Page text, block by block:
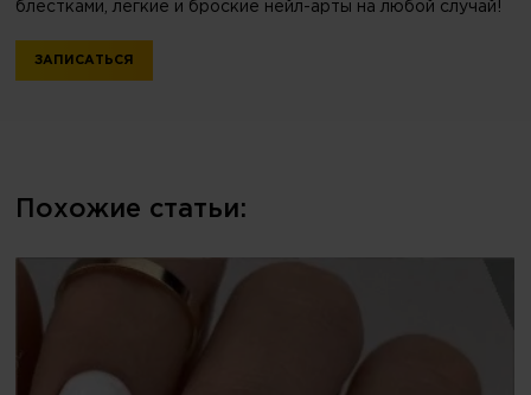
блестками, легкие и броские нейл-арты на любой случай!
ЗАПИСАТЬСЯ
Похожие статьи: